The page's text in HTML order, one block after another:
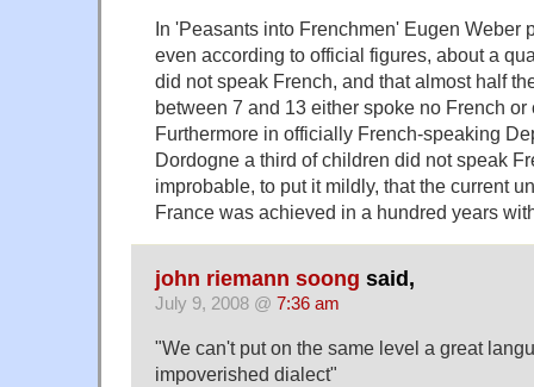
In 'Peasants into Frenchmen' Eugen Weber
even according to official figures, about a
did not speak French, and that almost half
between 7 and 13 either spoke no French or
Furthermore in officially French-speaking
Dordogne a third of children did not speak
improbable, to put it mildly, that the current
France was achieved in a hundred years
john riemann soong said,
July 9, 2008 @ 7:36 am
"We can't put on the same level a great
impoverished dialect"